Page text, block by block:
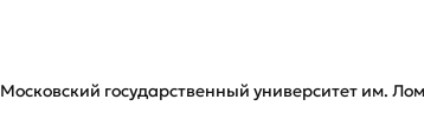
Московский государственный университет им.